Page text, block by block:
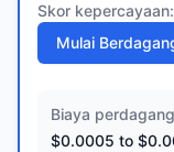
Skor kepercayaan:
Mulai
Biaya
$0.0005 to